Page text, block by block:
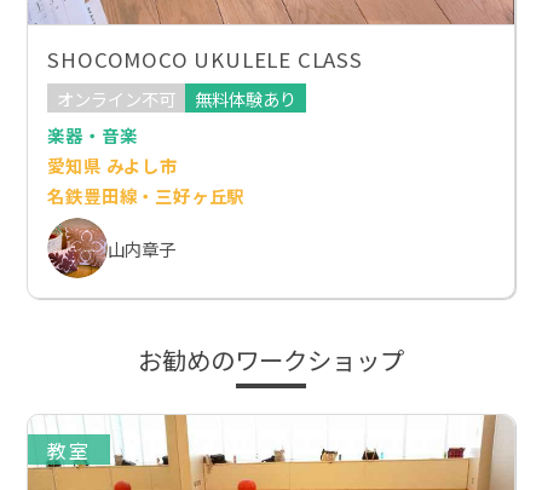
SHOCOMOCO UKULELE CLASS
オンライン不可
無料体験あり
楽器・音楽
愛知県 みよし市
名鉄豊田線・三好ヶ丘駅
山内章子
お勧めのワークショップ
教室